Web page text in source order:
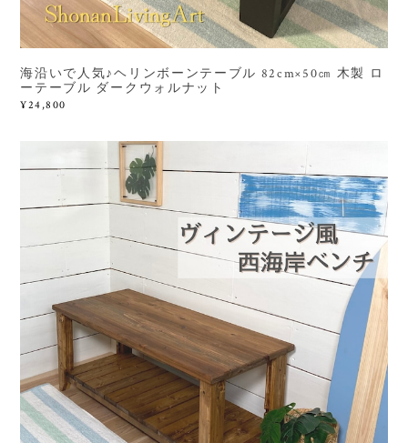
海沿いで人気♪ヘリンボーンテーブル 82cm×50㎝ 木製 ロ
ーテーブル ダークウォルナット
¥24,800